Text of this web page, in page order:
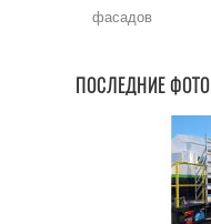
фасадов
ПОСЛЕДНИЕ ФОТО